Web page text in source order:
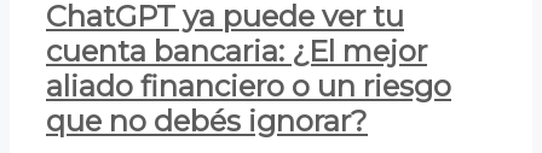
ChatGPT ya puede ver tu
cuenta bancaria: ¿El mejor
aliado financiero o un riesgo
que no debés ignorar?